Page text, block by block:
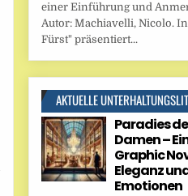
einer Einführung und
Autor: Machiavelli, Nicolo.
Fürst" präsentiert...
AKTUELLE
Paradies
Damen –
Graphic
Eleganz
Emotionen